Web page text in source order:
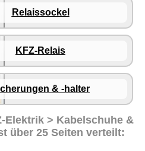
Relaissockel
KFZ-Relais
& -halter
Elektrik > Kabelschuhe &
über 25 Seiten verteilt: